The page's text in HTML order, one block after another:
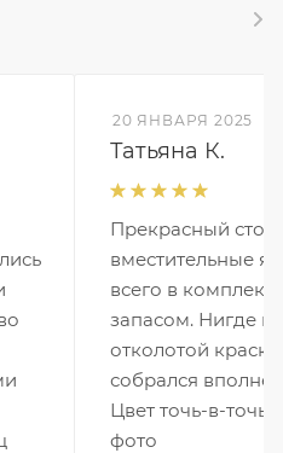
20 ЯНВАРЯ 2025
Татьяна К.
Прекрасный стол,
вместительные
всего в
запасом. Нигде
отколотой краски,
собрался вполне
Цвет точь-в-точь
фото